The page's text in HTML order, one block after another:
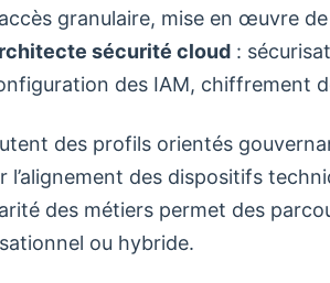
granulaire, mise en œuvre
sécurité cloud :
des IAM, chiffrement
des profils orientés
l’alignement des dispositifs
des métiers permet des
ou hybride.